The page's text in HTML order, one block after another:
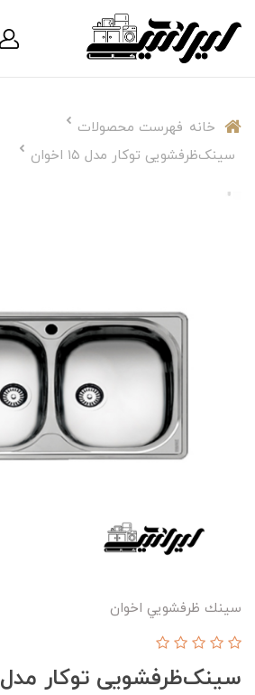
خانه فهرست محصولات
سینک‌ظرفشویی توکار مدل ۱۵ اخوان
سينك ظرفشويي اخوان
سینک‌ظرفشویی توکار مدل ۱۵ اخوان